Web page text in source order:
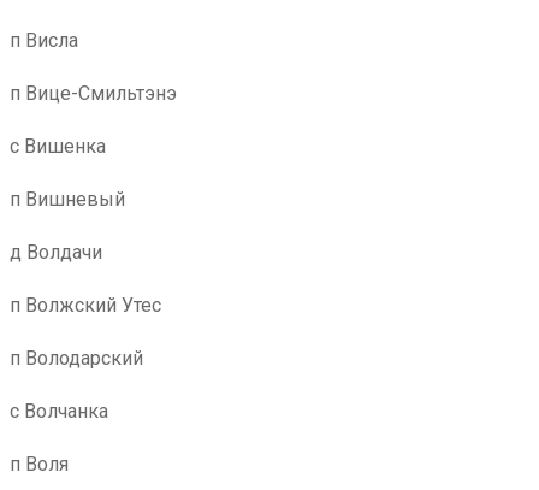
п Висла
п Вице-Смильтэнэ
с Вишенка
п Вишневый
д Волдачи
п Волжский Утес
п Володарский
с Волчанка
п Воля